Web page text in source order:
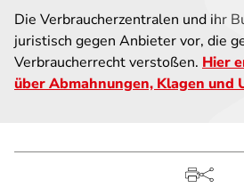
Die Verbraucherzentralen und ihr
juristisch gegen Anbieter vor, die
Verbraucherrecht verstoßen. Hier
über Abmahnungen, Klagen und